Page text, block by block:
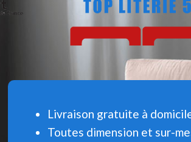
Livraison gratuite à
Toutes dimension et sur-